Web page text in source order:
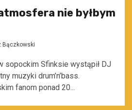
nie byłbym
Bączkowski
sopockim Sfinksie wystąpił DJ
muzyki drum’n’bass.
fanom ponad 20...